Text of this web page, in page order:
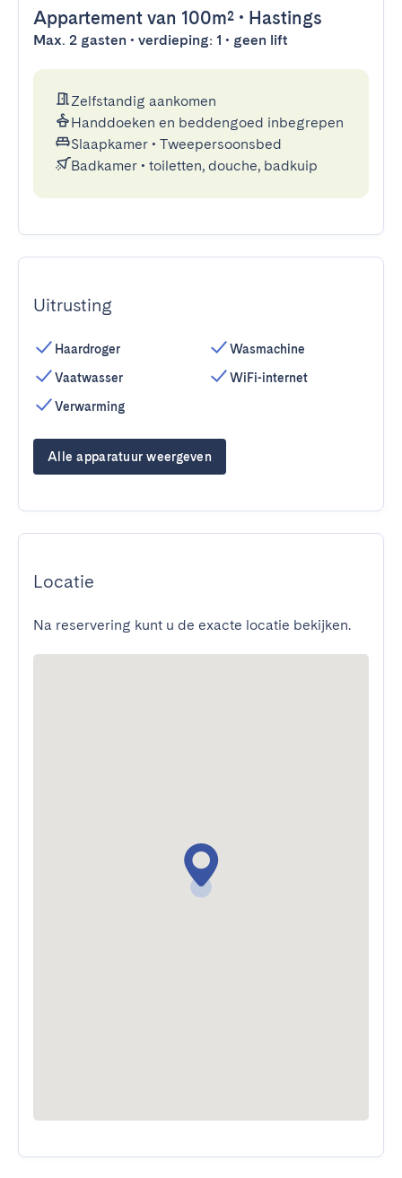
Appartement van 100m² • Hastings
Max. 2 gasten • verdieping: 1 • geen lift
Zelfstandig aankomen
Handdoeken en beddengoed inbegrepen
Slaapkamer • Tweepersoonsbed
Badkamer • toiletten, douche, badkuip
Uitrusting
Haardroger
Vaatwasser
Verwarming
Wasmachine
WiFi-internet
Alle apparatuur weergeven
Locatie
Na reservering kunt u de exacte locatie bekijken.